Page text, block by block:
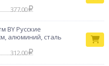
377.00
BY Русские
алюминий, сталь
312.00